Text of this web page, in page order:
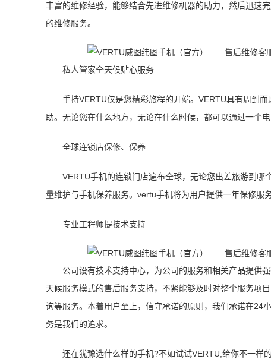
丰富的维修经验，能够结合先进维修机器的助力，然后迅速
的维修服务。
私人管家全天候贴心服务
手持VERTU仅是您精彩旅程的开端。VERTU具有周到
助。无论您在什么地方，无论在什么时候，都可以通过一个
全球连锁店保修、保养
VERTU手机的连锁门店遍布全球，无论您出差旅游到
量维护与手机保养服务。vertu手机将为用户提供一年保修服务
专业工程师提技术支持
公司设有技术支持中心，为公司的服务和相关产品提供
天候服务模式的售后服务支持，不紧能够及时对整个服务项
询等服务。本着用户至上，信守承诺的原则，我们承诺在24
务是我们的追求。
还在犹豫选什么样的手机?不如试试VERTU,给你不一样